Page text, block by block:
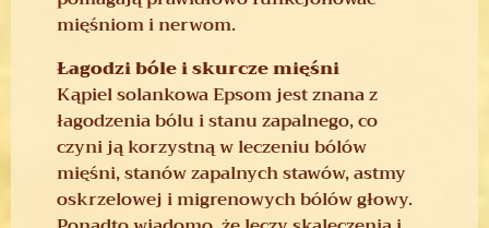
mięśniom i nerwom.
Łagodzi bóle i skurcze mięśni
Kąpiel solankowa Epsom jest znana z
łagodzenia bólu i stanu zapalnego, co
czyni ją korzystną w leczeniu bólów
mięśni, stanów zapalnych stawów, astmy
oskrzelowej i migrenowych bólów głowy.